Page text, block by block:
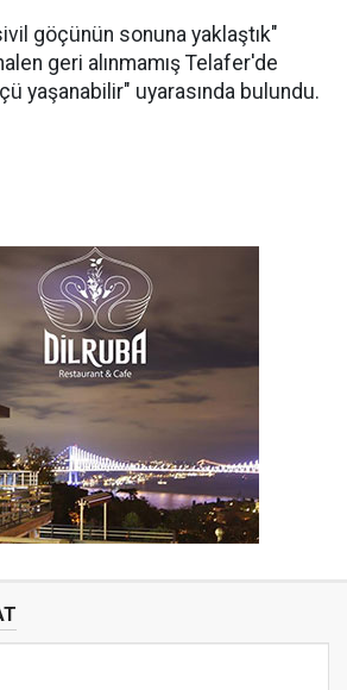
göçünün sonuna yaklaştık"
geri alınmamış Telafer'de
yaşanabilir" uyarasında bulundu.